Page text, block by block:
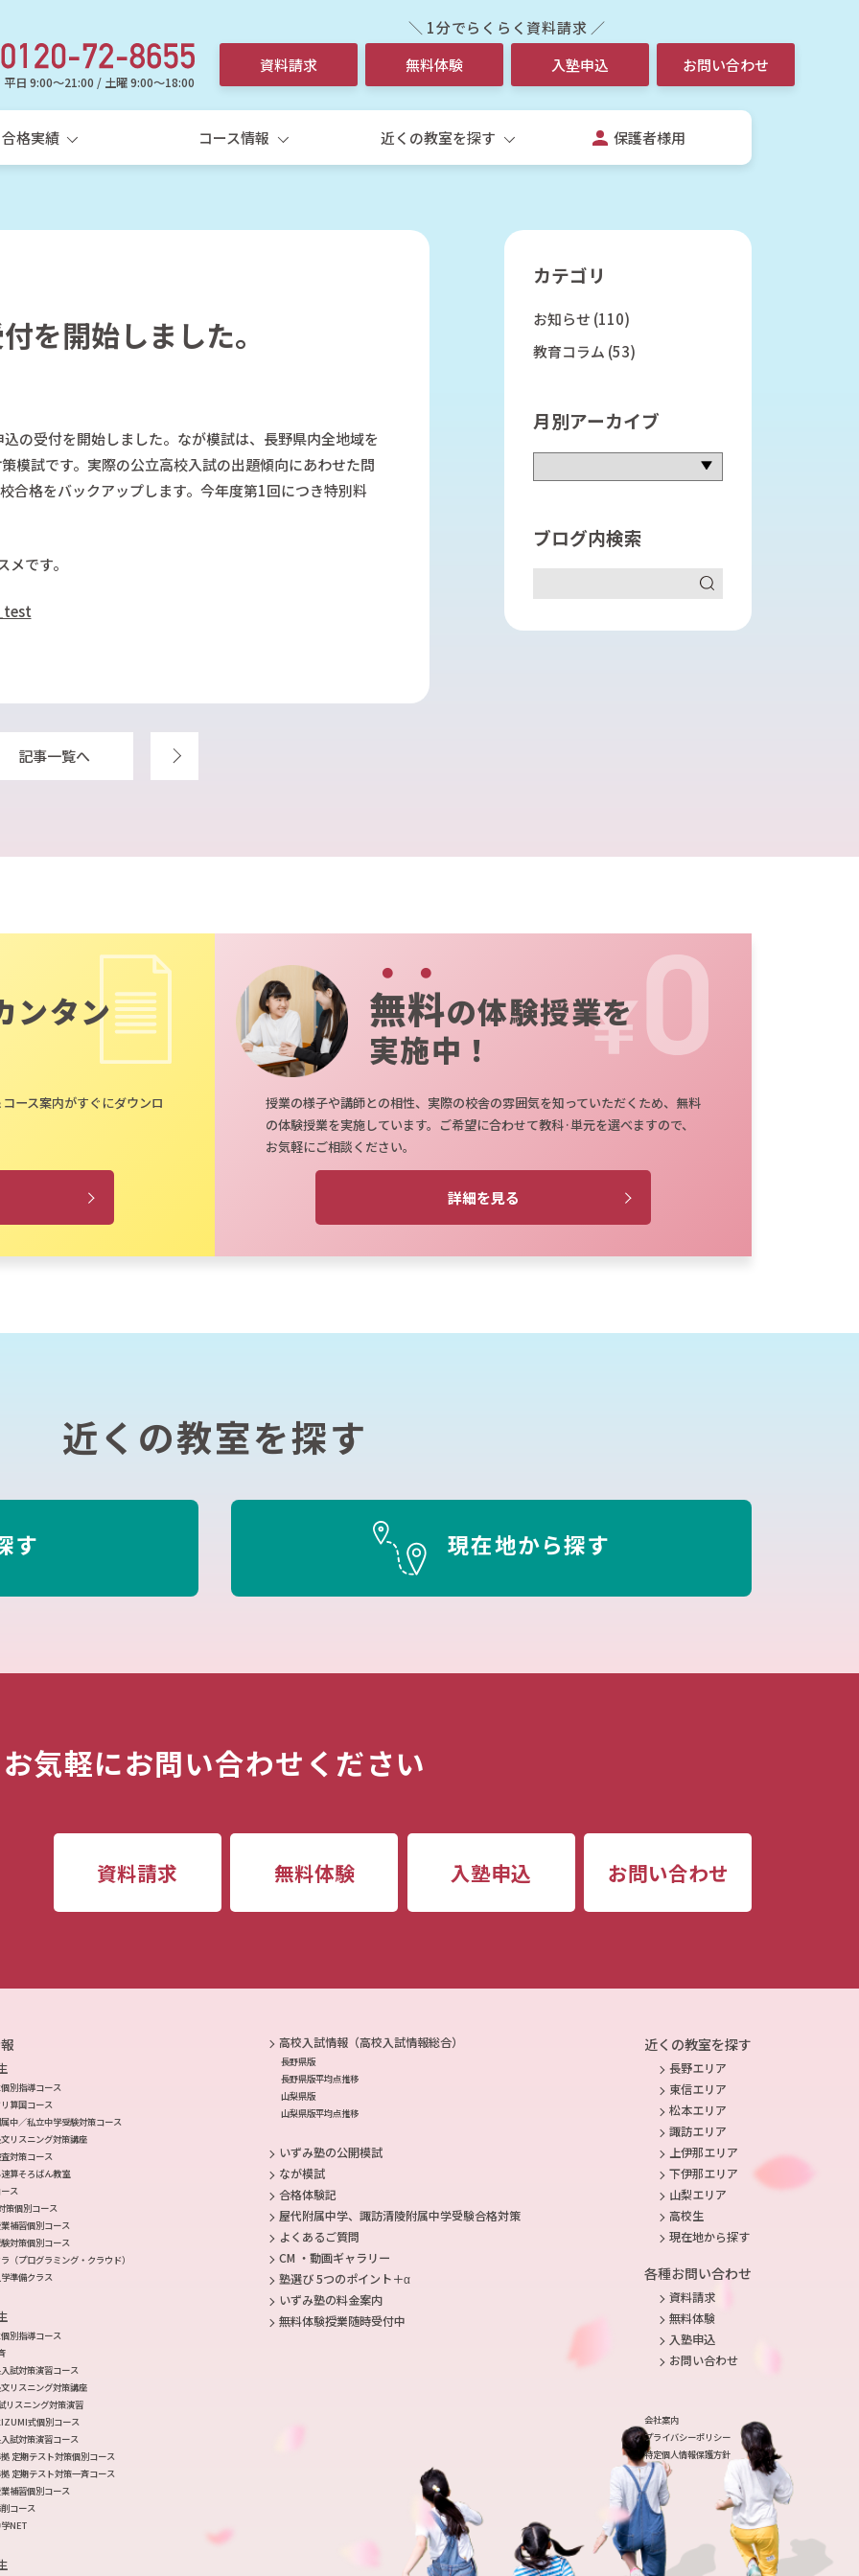
平日 9:00～21:00 / 土曜 9:00～18:00
＼ 1分でらくらく資料請求 ／
資料請求
無料体験 入塾申込 お問い合わせ
選ばれる理由
合格実績 コース情報
中学生
長野県入試対策演習コース
英語長文リスニング対策講座
中学生IZUMI式個別コース
英語長文リスニング対策講座
近くの教室を探す 保護者様用
を開始しました。
の受付を開始しました。なが模試は、長野県内全地域を
模試です。実際の公立高校入試の出題傾向にあわせた問
合格をバックアップします。今年度第1回につき特別料
です。
記事一覧へ
カテゴリ
お知らせ (110)
教育コラム (53)
月別アーカイブ
ブログ内検索
ンタン
ース案内がすぐにダウンロ
無料の体験授業を
実施中！
授業の様子や講師との相性、実際の校舎の雰囲気を知っていただくため、無料
の体験授業を実施しています。ご希望に合わせて教科·単元を選べますので、
お気軽にご相談ください。
詳細を見る
近くの教室を探す
す 現在地から探す
お気軽にお問い合わせください
資料請求 無料体験 入塾申込 お問い合わせ
別指導コース
算国コース
中／私立中学受験対策コース
リスニング対策講座
対策コース
算そろばん教室
ス
策個別コース
補習個別コース
対策個別コース
（プログラミング・クラウド）
準備クラス
別指導コース
試対策演習コース
リスニング対策講座
リスニング対策演習
式個別コース
試対策演習コース
定期テスト対策個別コース
定期テスト対策一斉コース
補習個別コース
コース
NET
高校入試情報（高校入試情報総合）
長野県版
長野県版平均点推移
山梨県版
山梨県版平均点推移
いずみ塾の公開模試
なが模試
合格体験記
屋代附属中学、諏訪清陵附属中学受験合格対策
よくあるご質問
CM ・動画ギャラリー
塾選び 5つのポイント＋α
いずみ塾の料金案内
無料体験授業随時受付中
近くの教室を探す
長野エリア
東信エリア
松本エリア
諏訪エリア
上伊那エリア
下伊那エリア
山梨エリア
高校生
現在地から探す
各種お問い合わせ
資料請求
無料体験
入塾申込
お問い合わせ
会社案内
プライバシーポリシー
特定個人情報保護方針